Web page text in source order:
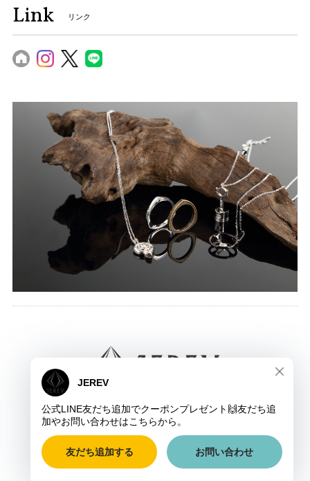
Link リンク
JEREV ジュレブ
COPYRIGHT © JEREV ジュレブ ALL RIGHTS RESERVED.